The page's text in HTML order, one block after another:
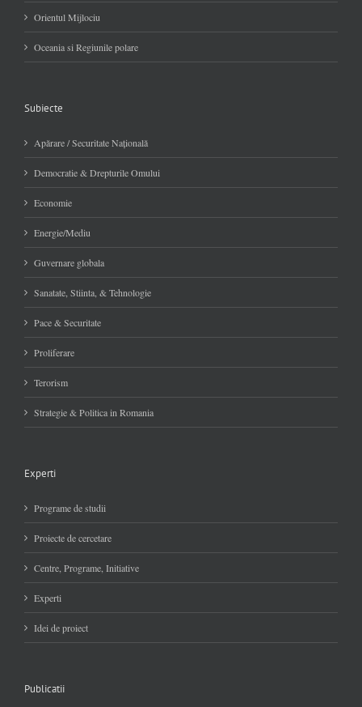
Orientul Mijlociu
Oceania si Regiunile polare
Subiecte
Apărare / Securitate Naţională
Democratie & Drepturile Omului
Economie
Energie/Mediu
Guvernare globala
Sanatate, Stiinta, & Tehnologie
Pace & Securitate
Proliferare
Terorism
Strategie & Politica in Romania
Experti
Programe de studii
Proiecte de cercetare
Centre, Programe, Initiative
Experti
Idei de proiect
Publicatii